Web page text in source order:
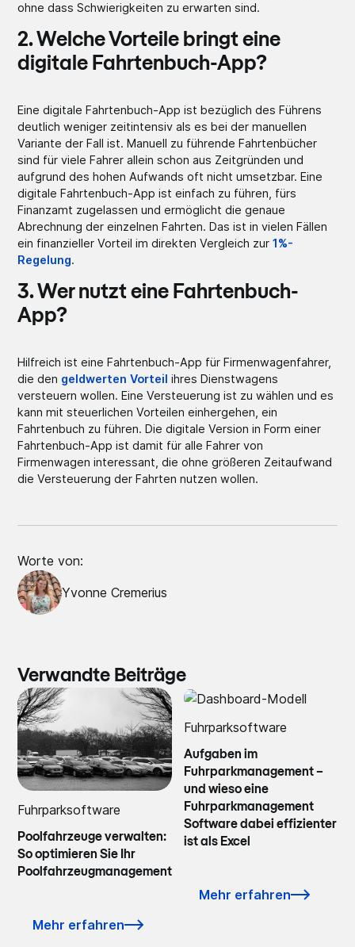
ohne dass Schwierigkeiten zu erwarten sind.
2. Welche Vorteile bringt eine
digitale Fahrtenbuch-App?
Eine digitale Fahrtenbuch-App ist bezüglich des Führens
deutlich weniger zeitintensiv als es bei der manuellen
Variante der Fall ist. Manuell zu führende Fahrtenbücher
sind für viele Fahrer allein schon aus Zeitgründen und
aufgrund des hohen Aufwands oft nicht umsetzbar. Eine
digitale Fahrtenbuch-App ist einfach zu führen, fürs
Finanzamt zugelassen und ermöglicht die genaue
Abrechnung der einzelnen Fahrten. Das ist in vielen Fällen
ein finanzieller Vorteil im direkten Vergleich zur1%-
Regelung.
3. Wer nutzt eine Fahrtenbuch-
App?
Hilfreich ist eine Fahrtenbuch-App für Firmenwagenfahrer,
die den geldwerten Vorteilihres Dienstwagens
versteuern wollen. Eine Versteuerung ist zu wählen und es
kann mit steuerlichen Vorteilen einhergehen, ein
Fahrtenbuch zu führen. Die digitale Version in Form einer
Fahrtenbuch-App ist damit für alle Fahrer von
Firmenwagen interessant, die ohne größeren Zeitaufwand
die Versteuerung der Fahrten nutzen wollen.
Worte von:
Yvonne Cremerius
Verwandte Beiträge
Fuhrparksoftware
Poolfahrzeuge verwalten:
So optimieren Sie Ihr
Poolfahrzeugmanagement
Mehr erfahren
Fuhrparksoftware
Aufgaben im
Fuhrparkmanagement –
und wieso eine
Fuhrparkmanagement
Software dabei effizienter
ist als Excel
Mehr erfahren